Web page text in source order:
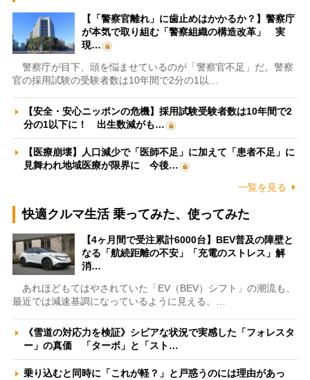
【「警察官離れ」に歯止めはかかるか？】警察庁
が本気で取り組む「警察組織の構造改革」 実
現…
警察庁が目下、頭を悩ませているのが「警察官不足」だ。警察
官の採用試験の受験者数は10年間で2分の1以…
【安全・安心ニッポンの危機】採用試験受験者数は10年間で2
分の1以下に！ 出生数減がも…
【医療崩壊】人口減少で「医師不足」に加えて「患者不足」に
見舞われ地域医療が限界に 今後…
一覧を見る
快適クルマ生活 乗ってみた、使ってみた
【4ヶ月間で受注累計6000台】BEV普及の障壁と
なる「航続距離の不安」「充電のストレス」解
消…
あれほどもてはやされていた「EV（BEV）シフト」の潮流も、
最近では減速基調になっているように見える。…
《雪道の対応力を検証》シビアな状況で実感した「フォレスタ
ー」の真価 「ターボ」と「スト…
乗り込むと同時に「これが軽？」と戸惑うのには理由があっ